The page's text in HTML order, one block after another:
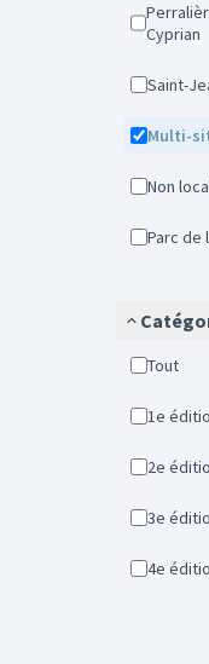
Perralière Grandclément
Cyprian
Saint-
Multi-
Non
Parc
Tout
1e
2e
3e
4e